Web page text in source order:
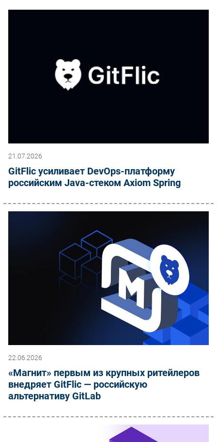
21.07.2026
GitFlic усиливает DevOps-платформу
российским Java-стеком Axiom Spring
22.06.2026
«Магнит» первым из крупных ритейлеров
внедряет GitFlic — российскую
альтернативу GitLab